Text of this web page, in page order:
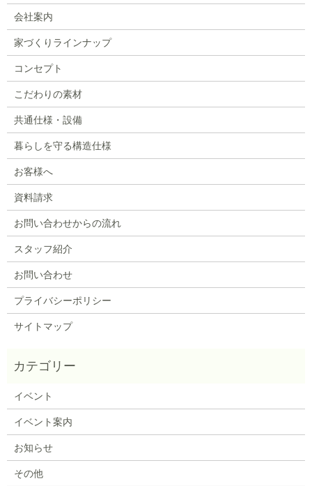
会社案内
家づくりラインナップ
コンセプト
こだわりの素材
共通仕様・設備
暮らしを守る構造仕様
お客様へ
資料請求
お問い合わせからの流れ
スタッフ紹介
お問い合わせ
プライバシーポリシー
サイトマップ
イベント
イベント案内
お知らせ
その他